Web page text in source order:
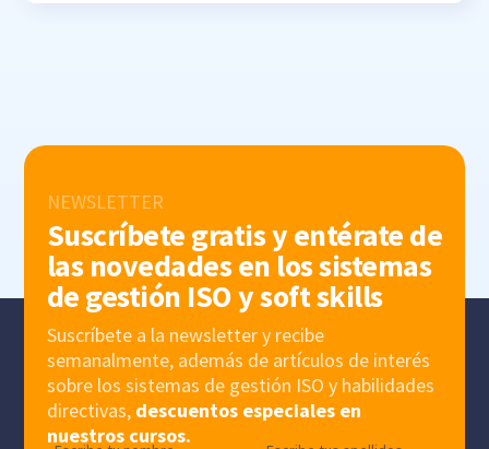
NEWSLETTER
Suscríbete gratis y entérate de
las novedades en los sistemas
de gestión ISO y soft skills
Suscríbete a la newsletter y recibe
semanalmente, además de artículos de interés
sobre los sistemas de gestión ISO y habilidades
directivas, descuentos especiales en
nuestros cursos.